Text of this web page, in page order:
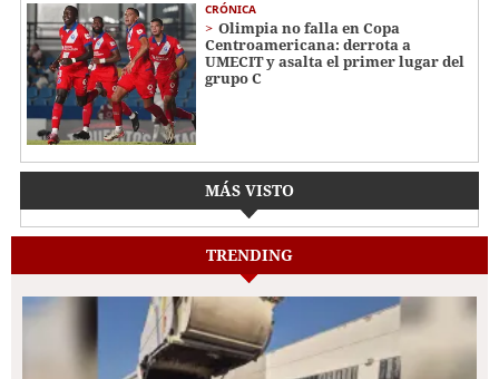
CRÓNICA
Olimpia no falla en Copa
Centroamericana: derrota a
UMECIT y asalta el primer lugar del
grupo C
MÁS VISTO
TRENDING